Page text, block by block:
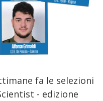
fa le selezioni
- edizione